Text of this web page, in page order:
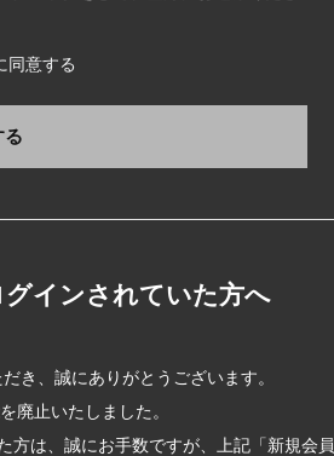
同意する
る
インされていた方へ
き、誠にありがとうございます。
廃止いたしました。
方は、誠にお手数ですが、上記「新規会員